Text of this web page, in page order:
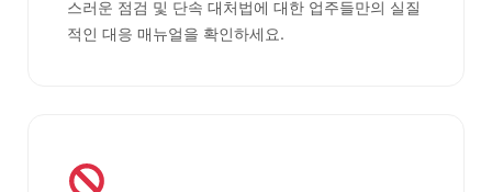
스러운 점검 및 단속 대처법에 대한 업주들만의 실질
적인 대응 매뉴얼을 확인하세요.